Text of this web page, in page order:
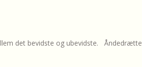
det bevidste og ubevidste.